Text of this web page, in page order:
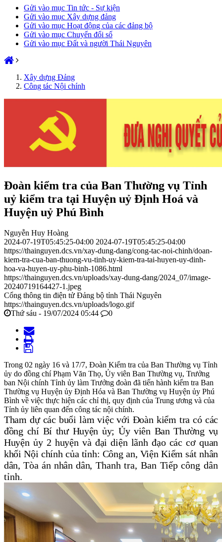
Gửi vào mục Tin tức - Sự kiện
Gửi vào mục Xây dựng đảng
Gửi vào mục Hoạt động của các đảng bộ
Gửi vào mục Chuyển đổi số
Gửi vào mục Đất và người Thái Nguyên
Xây dựng Đảng
Công tác Nội chính
Đoàn kiểm tra của Ban Thường vụ Tỉnh
uỷ kiểm tra tại Huyện uỷ Định Hoá và
Huyện uỷ Phú Bình
Nguyễn Huy Hoàng
2024-07-19T05:45:25-04:00 2024-07-19T05:45:25-04:00
https://thainguyen.dcs.vn/xay-dung-dang/cong-tac-noi-chinh/doan-
kiem-tra-cua-ban-thuong-vu-tinh-uy-kiem-tra-tai-huyen-uy-dinh-
hoa-va-huyen-uy-phu-binh-1086.html
https://thainguyen.dcs.vn/uploads/xay-dung-dang/2024_07/image-
20240719164427-1.jpeg
Cổng thông tin điện tử Đảng bộ tỉnh Thái Nguyên
https://thainguyen.dcs.vn/uploads/logo.gif
Thứ sáu - 19/07/2024 05:44
0
Trong 02 ngày 16 và 17/7, Đoàn Kiểm tra của Ban Thường vụ Tỉnh
ủy do đồng chí Phạm Văn Thọ, Ủy viên Ban Thường vụ, Trưởng
ban Nội chính Tỉnh ủy làm Trưởng đoàn đã tiến hành kiểm tra Ban
Thường vụ Huyện ủy Định Hóa và Ban Thường vụ Huyện ủy Phú
Bình về việc thực hiện các chỉ thị, quy định của Trung ương và của
Tỉnh ủy liên quan đến công tác nội chính.
Tham dự các buổi làm việc với Đoàn kiểm tra có các
đồng chí Bí thư Huyện ủy; Ủy viên Ban Thường vụ
Huyện ủy 2 huyện và đại diện lãnh đạo các cơ quan
khối Nội chính của tỉnh: Công an, Viện Kiểm sát nhân
dân, Tòa án nhân dân, Thanh tra, Ban Tiếp công dân
tỉnh.